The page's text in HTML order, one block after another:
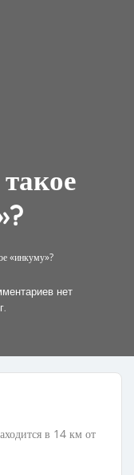
«инкуму»?
нет
в 14 км от